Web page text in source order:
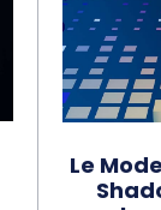
Le